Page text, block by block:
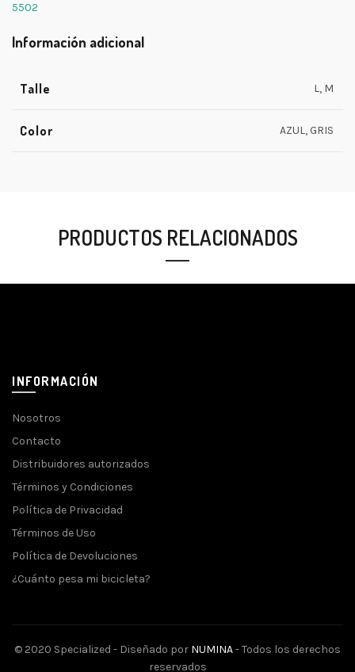
5502
Información adicional
Talle L, M
Color AZUL, GRIS
PRODUCTOS RELACIONADOS
INFORMACIÓN
Nosotros
Contacto
Distribuidores autorizados
Términos y Condiciones
Política de Privacidad
Términos de Uso
Política de Devoluciones
¿Cuánto pesa mi bicicleta?
© 2020 Specialized - Diseñado por NUMINA- Todos los derechos
reservados